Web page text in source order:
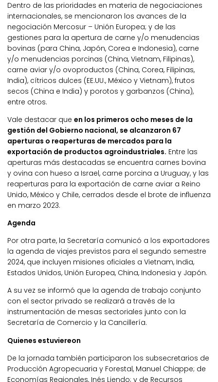
Dentro de las prioridades en materia de negociaciones
internacionales, se mencionaron los avances de la
negociación Mercosur – Unión Europea; y de las
gestiones para la apertura de carne y/o menudencias
bovinas (para China, Japón, Corea e Indonesia), carne
y/o menudencias porcinas (China, Vietnam, Filipinas),
carne aviar y/o ovoproductos (China, Corea, Filipinas,
India), cítricos dulces (EE.UU., México y Vietnam), frutos
secos (China e India) y porotos y garbanzos (China),
entre otros.
Vale destacar que en los primeros ocho meses de la
gestión del Gobierno nacional, se alcanzaron 67
aperturas o reaperturas de mercados para la
exportación de productos agroindustriales. Entre las
aperturas más destacadas se encuentra carnes bovina
y ovina con hueso a Israel, carne porcina a Uruguay, y las
reaperturas para la exportación de carne aviar a Reino
Unido, México y Chile, cerrados desde el brote de influenza
en marzo 2023.
Agenda
Por otra parte, la Secretaría comunicó a los exportadores
la agenda de viajes previstos para el segundo semestre
2024, que incluyen misiones oficiales a Vietnam, India,
Estados Unidos, Unión Europea, China, Indonesia y Japón.
A su vez se informó que la agenda de trabajo conjunto
con el sector privado se realizará a través de la
instrumentación de mesas sectoriales junto con la
Secretaría de Comercio y la Cancillería.
Quienes estuviereon
De la jornada también participaron los subsecretarios de
Producción Agropecuaria y Forestal, Manuel Chiappe; de
Economías Regionales, Inés Liendo; y de Recursos